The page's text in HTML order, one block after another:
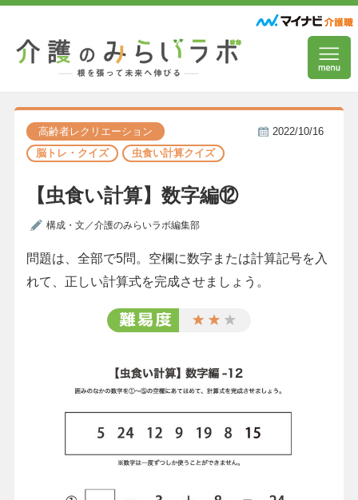
高齢者レクリエーション
脳トレ・クイズ
虫食い計算クイズ
2022/10/16
【虫食い計算】数字編⑫
構成・文／介護のみらいラボ編集部
問題は、全部で5問。空欄に数字または計算記号を入
れて、正しい計算式を完成させましょう。